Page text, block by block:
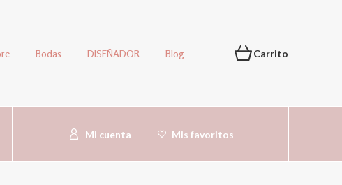
Bodas DISEÑADOR Blog Carrito
Mi cuenta Mis favoritos